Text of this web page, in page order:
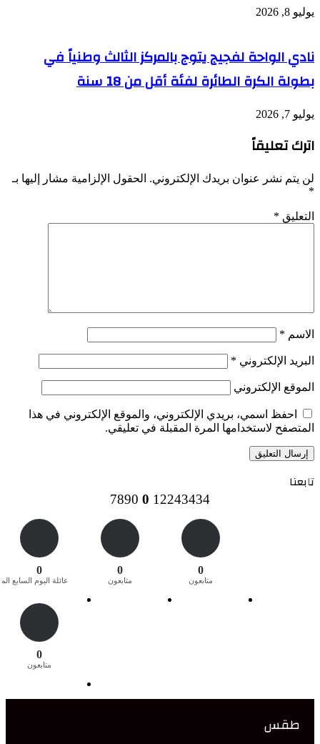
يوليو 8, 2026
نادي الواحة لفجيج يتوج بالمركز الثالث وطنياً في
بطولة الكرة الطائرة لفئة أقل من 18 سنة
يوليو 7, 2026
اترك تعليقاً
لن يتم نشر عنوان بريدك الإلكتروني.
الحقول الإلزامية مشار إليها بـ
*
التعليق *
الاسم *
البريد الإلكتروني *
الموقع الإلكتروني
احفظ اسمي، بريدي الإلكتروني، والموقع الإلكتروني في هذا
المتصفح لاستخدامها المرة المقبلة في تعليقي.
تابعنا
12243434
0
7890
0
عائلة اليوم السابع
0
متابعون
0
متابعون
0
متابعون
طقس